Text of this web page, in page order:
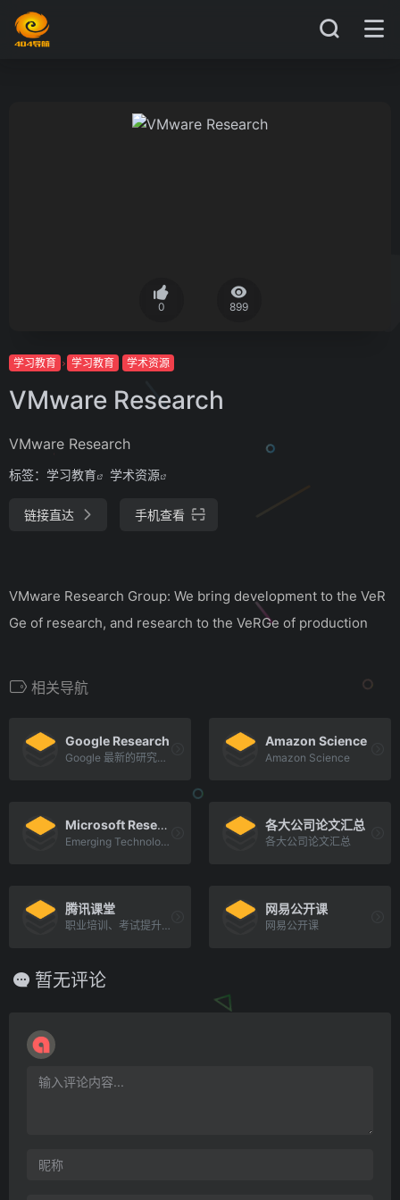
0 899
学习教育 学习教育 学术资源
VMware Research
VMware Research
标签： 学习教育 学术资源
链接直达 手机查看
VMware Research Group: We bring development to the VeR
Ge of research, and research to the VeRGe of production
相关导航
Google Research
Google 最新的研究成果、Paper
Amazon Science
Amazon Science
Microsoft Research
Emerging Technology, Computer, and Software Research
各大公司论文汇总
各大公司论文汇总
腾讯课堂
职业培训、考试提升在线教育平台
网易公开课
网易公开课
暂无评论